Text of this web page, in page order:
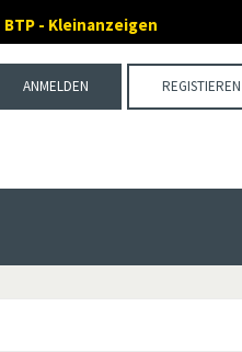
BTP - Kleinanzeigen
REGISTIEREN
ANMELDEN